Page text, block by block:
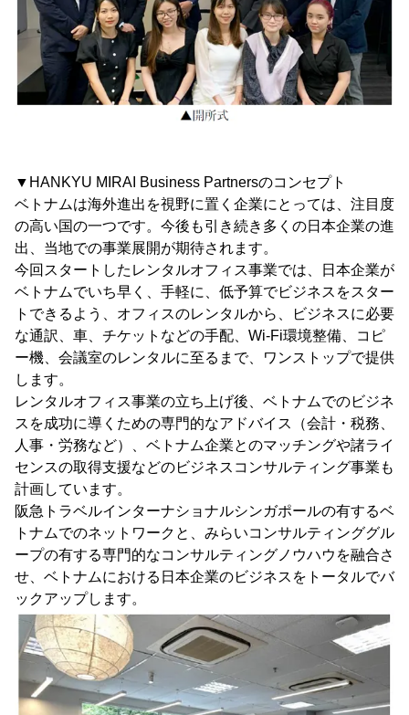
▼HANKYU MIRAI Business Partnersのコンセプト
ベトナムは海外進出を視野に置く企業にとっては、注目度
の高い国の一つです。今後も引き続き多くの日本企業の進
出、当地での事業展開が期待されます。
今回スタートしたレンタルオフィス事業では、日本企業が
ベトナムでいち早く、手軽に、低予算でビジネスをスター
トできるよう、オフィスのレンタルから、ビジネスに必要
な通訳、車、チケットなどの手配、Wi-Fi環境整備、コピ
ー機、会議室のレンタルに至るまで、ワンストップで提供
します。
レンタルオフィス事業の立ち上げ後、ベトナムでのビジネ
スを成功に導くための専門的なアドバイス（会計・税務、
人事・労務など）、ベトナム企業とのマッチングや諸ライ
センスの取得支援などのビジネスコンサルティング事業も
計画しています。
阪急トラベルインターナショナルシンガポールの有するベ
トナムでのネットワークと、みらいコンサルティンググル
ープの有する専門的なコンサルティングノウハウを融合さ
せ、ベトナムにおける日本企業のビジネスをトータルでバ
ックアップします。